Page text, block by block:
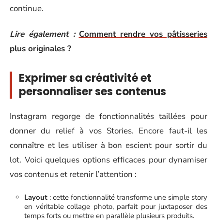
continue.
Lire également : Comment rendre vos pâtisseries
plus originales ?
Exprimer sa créativité et
personnaliser ses contenus
Instagram regorge de fonctionnalités taillées pour
donner du relief à vos Stories. Encore faut-il les
connaître et les utiliser à bon escient pour sortir du
lot. Voici quelques options efficaces pour dynamiser
vos contenus et retenir l’attention :
Layout : cette fonctionnalité transforme une simple story
en véritable collage photo, parfait pour juxtaposer des
temps forts ou mettre en parallèle plusieurs produits.